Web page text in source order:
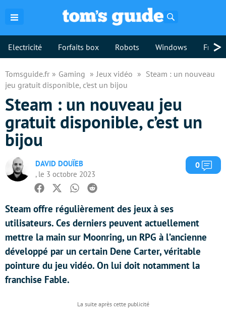
Electricité Forfaits box Robots Windows >
Tomsguide.fr Gaming Jeux vidéo
Steam : un nouveau
jeu gratuit disponible, c’est un bijou
Steam : un nouveau jeu
gratuit disponible, c’est un
bijou
DAVID DOUÏEB
, le 3 octobre 2023
0
Facebook
TwitterWhatsapp
Reddit
Steam offre régulièrement des jeux à ses
utilisateurs. Ces derniers peuvent actuellement
mettre la main sur Moonring, un RPG à l’ancienne
développé par un certain Dene Carter, véritable
pointure du jeu vidéo. On lui doit notamment la
franchise Fable.